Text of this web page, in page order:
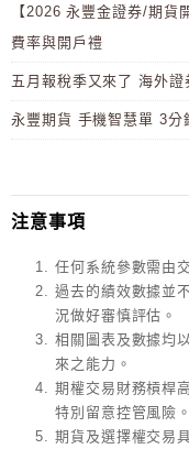
【2026 永豐金證券/期貨
費率與開戶禮
五月報稅季又來了 海外
永豐期貨 手機智慧單 3分
注意事項
任何系統參數需由
過去的績效數據並
況做好審慎評估。
相關圖表及數據均
來之能力。
期權交易財務槓桿
特別留意控管風險。
期貨及選擇權交易